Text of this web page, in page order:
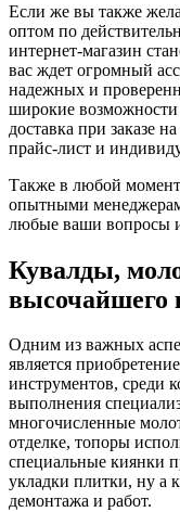
Если же вы также
оптом по
интернет-магазин
вас ждет огромный
надежных и
широкие возможности
доставка при заказе
прайс-лист и
Также в любой
опытными
любые ваши вопросы
Кувалды,
высочайшего
Одним из важных
является
инструментов, среди
выполнения
многочисленные
отделке, топоры
специальные киянки
укладки плитки, ну а
демонтажа и работ.